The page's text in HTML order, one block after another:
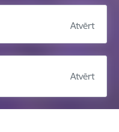
Atvērt
Atvērt